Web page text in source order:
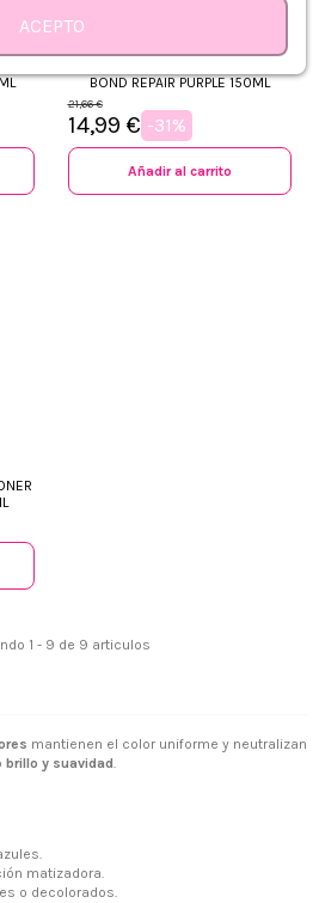
SCHWARZKOPF BLONDME SPRAY
BOND REPAIR PURPLE 150ML
21,66 €
14,99 € -31%
Añadir al carrito
1 - 9 de 9 articulos
mantienen el color uniforme y neutralizan
brillo y suavidad
matizadora.
o decolorados.
ACEPTO